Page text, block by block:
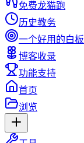
免费龙猫跑
历史教务
一个好用的白板
博客收录
功能支持
首页
浏览